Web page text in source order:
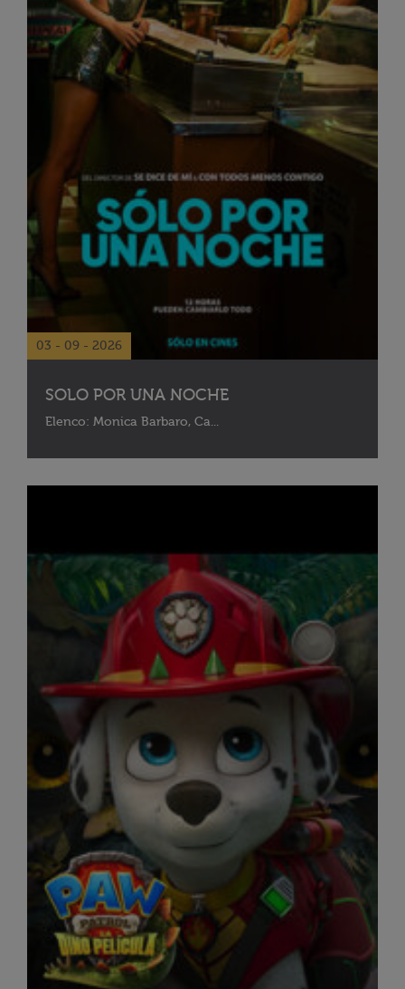
03 - 09 - 2026
SOLO POR UNA NOCHE
Elenco: Monica Barbaro, Ca...